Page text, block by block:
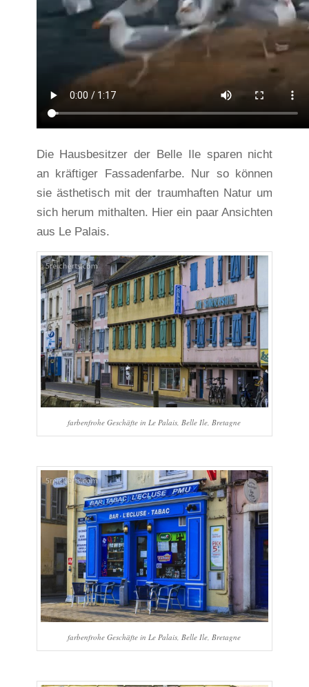
Die Hausbesitzer der Belle Ile sparen nicht
an kräftiger Fassadenfarbe. Nur so können
sie ästhetisch mit der traumhaften Natur um
sich herum mithalten. Hier ein paar Ansichten
aus Le Palais.
farbenfrohe Geschäfte in Le Palais, Belle Ile, Bretagne
farbenfrohe Geschäfte in Le Palais, Belle Ile, Bretagne